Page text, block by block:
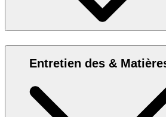
Le modèle porte la taille 36 et mesure
est de 83 cm, son tour de taille de 60
Tableau des mesures
Entretien des &